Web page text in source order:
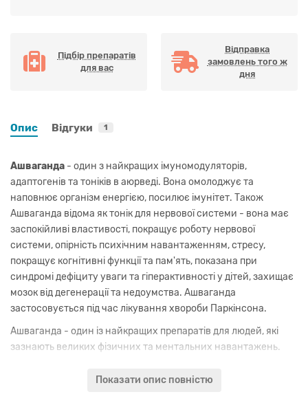
Підбір препаратів
для вас
Відправка
замовлень того ж
дня
Опис Відгуки 1
Ашваганда - один з найкращих імуномодуляторів,
адаптогенів та тоніків в аюрведі. Вона омолоджує та
наповнює організм енергією, посилює імунітет. Також
Ашваганда відома як тонік для нервової системи - вона має
заспокійливі властивості, покращує роботу нервової
системи, опірність психічним навантаженням, стресу,
покращує когнітивні функції та пам'ять, показана при
синдромі дефіциту уваги та гіперактивності у дітей, захищає
мозок від дегенерації та недоумства. Ашваганда
застосовується під час лікування хвороби Паркінсона.
Ашваганда - один із найкращих препаратів для людей, які
зазнають великих фізичних та ментальних навантажень.
лікування чоловічої та жіночої безплідності, статевої
Показати опис повністю